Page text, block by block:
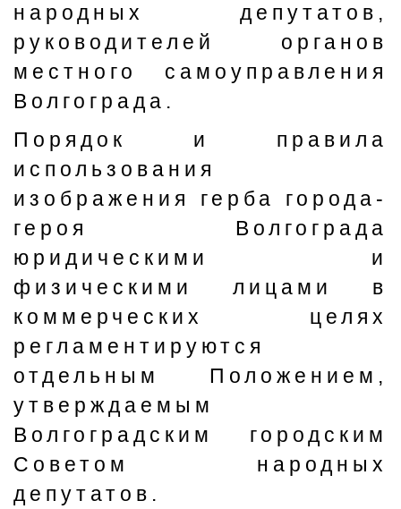
народных депутатов,
руководителей органов
местного самоуправления
Волгограда.
Порядок и правила
использования
изображения герба города-
героя Волгограда
юридическими и
физическими лицами в
коммерческих целях
регламентируются
отдельным Положением,
утверждаемым
Волгоградским городским
Советом народных
депутатов.